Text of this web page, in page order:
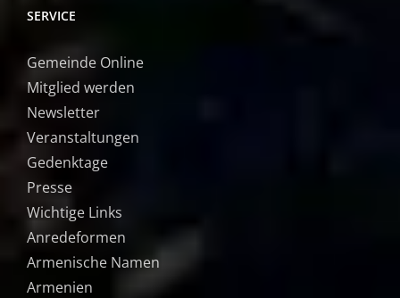
SERVICE
Gemeinde Online
Mitglied werden
Newsletter
Veranstaltungen
Gedenktage
Presse
Wichtige Links
Anredeformen
Armenische Namen
Armenien